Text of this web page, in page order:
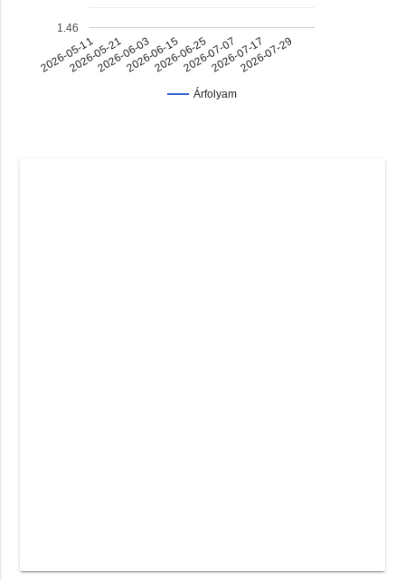
Árfolyam
2026-05-112026-05-212026-06-032026-06-152026-06-252026-07-072026-07-172026-07-29
1.46